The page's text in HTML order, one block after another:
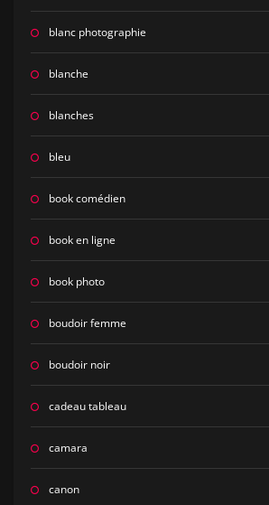
blanc photographie
blanche
blanches
bleu
book comédien
book en ligne
book photo
boudoir femme
boudoir noir
cadeau tableau
camara
canon